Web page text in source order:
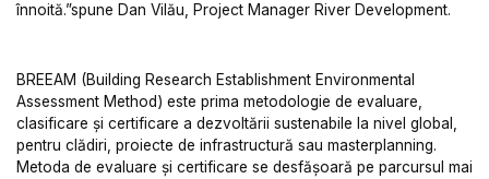
înnoită.”spune Dan Vilău, Project Manager River Development.
BREEAM (Building Research Establishment Environmental
Assessment Method) este prima metodologie de evaluare,
clasificare și certificare a dezvoltării sustenabile la nivel global,
pentru clădiri, proiecte de infrastructură sau masterplanning.
Metoda de evaluare și certificare se desfășoară pe parcursul mai